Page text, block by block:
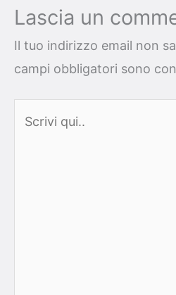
Lascia un
Il tuo indirizzo email non
campi obbligatori sono